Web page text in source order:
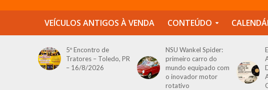
VEÍCULOS ANTIGOS À VENDA CONTEÚDO
5º Encontro de
Tratores – Toledo, PR
– 16/8/2026
NSU Wankel Spider:
primeiro carro do
mundo equipado com
o inovador motor
rotativo